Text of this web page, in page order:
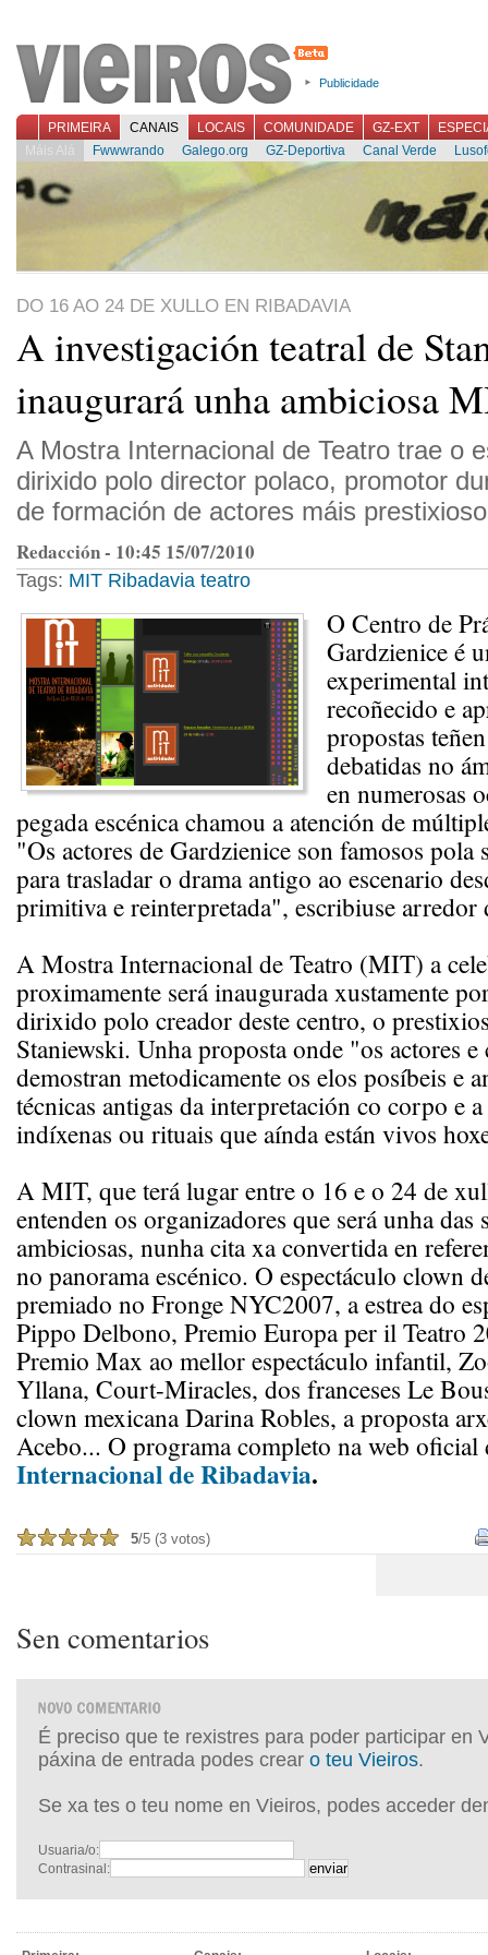
Publicidade
PRIMEIRA CANAIS LOCAIS COMUNIDADE GZ-EXT
Máis Alá
Fwwwrando Galego.org GZ-Deportiva Canal Verde
DO 16 AO 24 DE XULLO EN RIBADAVIA
A investigación teatral de
inaugurará unha ambiciosa
A Mostra Internacional de Teatro trae o
dirixido polo director polaco, promotor
de formación de actores máis
Redacción - 10:45 15/07/2010
Tags: MIT Ribadavia teatro
O Centro de
Gardzienice é
experimental
recoñecido e
propostas
debatidas no
en numerosas
pegada escénica chamou a atención de
"Os actores de Gardzienice son famosos pola
para trasladar o drama antigo ao escenario
primitiva e reinterpretada", escribiuse arredor
A Mostra Internacional de Teatro (MIT) a
proximamente será inaugurada xustamente
dirixido polo creador deste centro, o
Staniewski. Unha proposta onde "os actores e
demostran metodicamente os elos posíbeis e
técnicas antigas da interpretación co corpo e
indíxenas ou rituais que aínda están vivos
A MIT, que terá lugar entre o 16 e o 24 de
entenden os organizadores que será unha das
ambiciosas, nunha cita xa convertida en
no panorama escénico. O espectáculo clown
premiado no Fronge NYC2007, a estrea do
Pippo Delbono, Premio Europa per il Teatro
Premio Max ao mellor espectáculo infantil,
Yllana, Court-Miracles, dos franceses Le
clown mexicana Darina Robles, a proposta
Acebo... O programa completo na web oficial
Internacional de Ribadavia.
5/5 (3 votos)
Sen comentarios
É preciso que te rexistres para poder participar en
páxina de entrada podes crear o teu Vieiros.
Se xa tes o teu nome en Vieiros, podes acceder
Usuaria/o:
Contrasinal: